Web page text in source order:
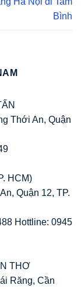
Bình
Thới An, Quận
HCM)
Quận 12, TP.
Hottline: 0945
THƠ
Răng, Cần